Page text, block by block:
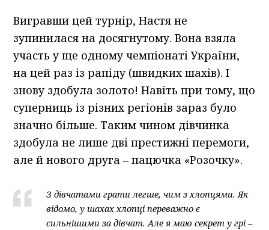
Вигравши цей турнір, Настя не
зупинилася на досягнутому. Вона взяла
участь у ще одному чемпіонаті України,
на цей раз із рапіду (швидких шахів). І
знову здобула золото! Навіть при тому, що
суперниць із різних регіонів зараз було
значно більше. Таким чином дівчинка
здобула не лише дві престижні перемоги,
але й нового друга – пацючка «Розочку».
З дівчатами грати легше, чим з хлопцями. Як
відомо, у шахах хлопці переважно є
сильнішими за дівчат. Але я маю секрет у грі –